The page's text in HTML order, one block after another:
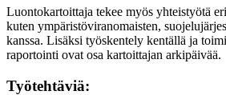
Luontokartoittaja tekee myös yhteistyötä
kuten ympäristöviranomaisten,
kanssa. Lisäksi työskentely kentällä ja
raportointi ovat osa kartoittajan arkipäivää.
Työtehtäviä: